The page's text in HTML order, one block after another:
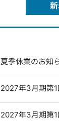
夏季休業のお知
2027年3月期第
2027年3月期第1